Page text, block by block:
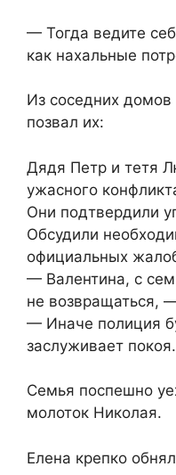
— Тогда ведите
как нахальные
Из соседних
позвал их:
Дядя Петр и тетя
ужасного
Они подтвердили
Обсудили
официальных
— Валентина, с
не возвращаться,
— Иначе полиция
заслуживает покоя.
Семья поспешно
молоток Николая.
Елена крепко